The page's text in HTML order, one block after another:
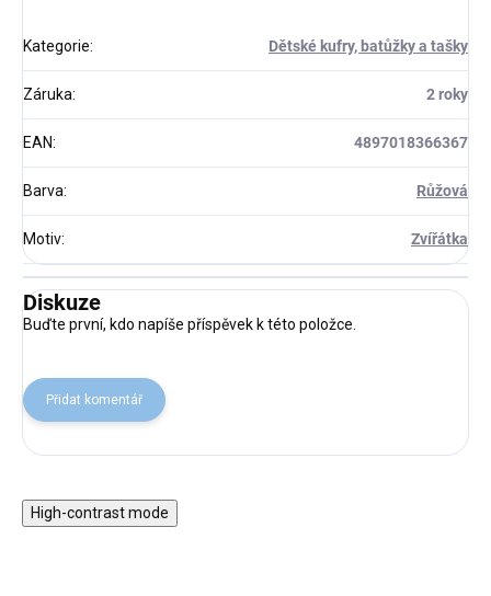
Kategorie: Dětské kufry, batůžky a tašky
Záruka: 2 roky
EAN: 4897018366367
Barva: Růžová
Motiv: Zvířátka
Diskuze
Buďte první, kdo napíše příspěvek k této položce.
Přidat komentář
High-contrast mode